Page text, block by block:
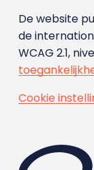
De website
de
WCAG 2.1,
Cookie